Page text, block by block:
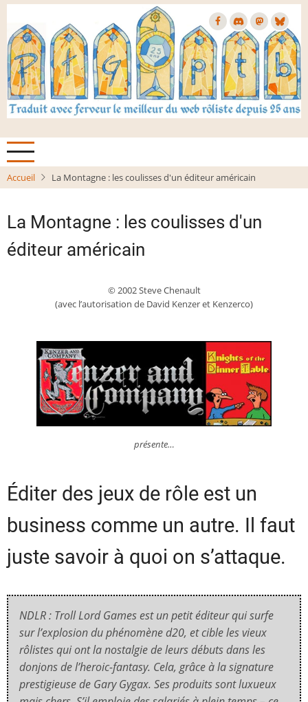
Aller
contenu
principal
Accueil La Montagne : les coulisses d'un éditeur américain
La Montagne : les coulisses d'un
éditeur américain
© 2002 Steve Chenault
(avec l’autorisation de David Kenzer et Kenzerco)
présente…
Éditer des jeux de rôle est un
business comme un autre. Il faut
juste savoir à quoi on s’attaque.
NDLR : Troll Lord Games est un petit éditeur qui surfe
sur l’explosion du phénomène d20, et cible les vieux
rôlistes qui ont la nostalgie de leurs débuts dans les
donjons de l’heroic-fantasy. Cela, grâce à la signature
prestigieuse de Gary Gygax. Ses produits sont luxueux